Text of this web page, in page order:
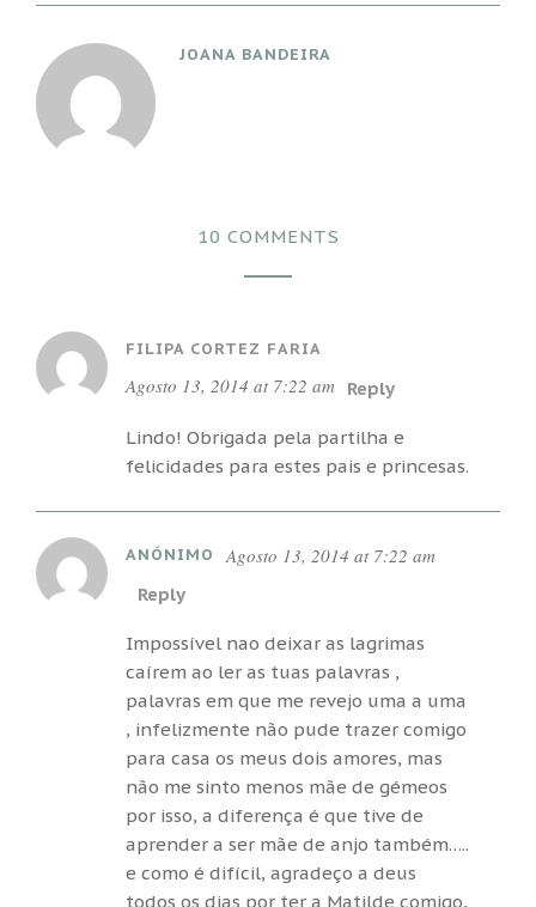
JOANA BANDEIRA
10 COMMENTS
FILIPA CORTEZ FARIA
Agosto 13, 2014 at 7:22 am Reply
Lindo! Obrigada pela partilha e
felicidades para estes pais e princesas.
ANÓNIMO Agosto 13, 2014 at 7:22 am
Reply
Impossível nao deixar as lagrimas
caírem ao ler as tuas palavras ,
palavras em que me revejo uma a uma
, infelizmente não pude trazer comigo
para casa os meus dois amores, mas
não me sinto menos mãe de gémeos
por isso, a diferença é que tive de
aprender a ser mãe de anjo também…..
e como é difícil, agradeço a deus
todos os dias por ter a Matilde comigo,